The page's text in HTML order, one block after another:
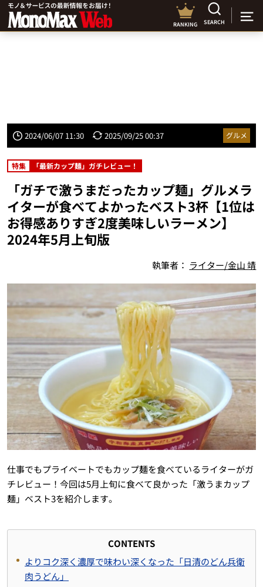
RANKING SEARCH
2024/06/07 11:30 2025/09/25 00:37 グルメ
特集 「最新カップ麺」ガチレビュー！
「ガチで激うまだったカップ麺」グルメラ
イターが食べてよかったベスト3杯【1位は
お得感ありすぎ2度美味しいラーメン】
2024年5月上旬版
執筆者： ライター/金山 靖
仕事でもプライベートでもカップ麺を食べているライターがガ
チレビュー！今回は5月上旬に食べて良かった「激うまカップ
麺」ベスト3を紹介します。
CONTENTS
よりコク深く濃厚で味わい深くなった「日清のどん兵衛
肉うどん」